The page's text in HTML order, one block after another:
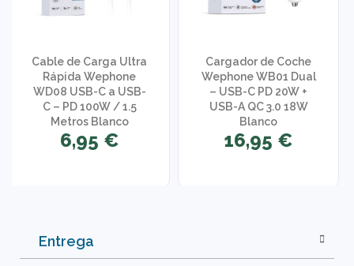
Cable de Carga Ultra
Rápida Wephone
WD08 USB-C a USB-
C – PD 100W / 1.5
Metros Blanco
6,95 €
Cargador de Coche
Wephone WB01 Dual
– USB-C PD 20W +
USB-A QC 3.0 18W
Blanco
16,95 €
Entrega